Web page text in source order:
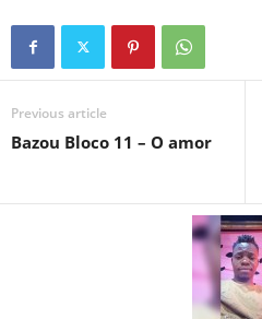
Previous article
Bazou Bloco 11 – O amor